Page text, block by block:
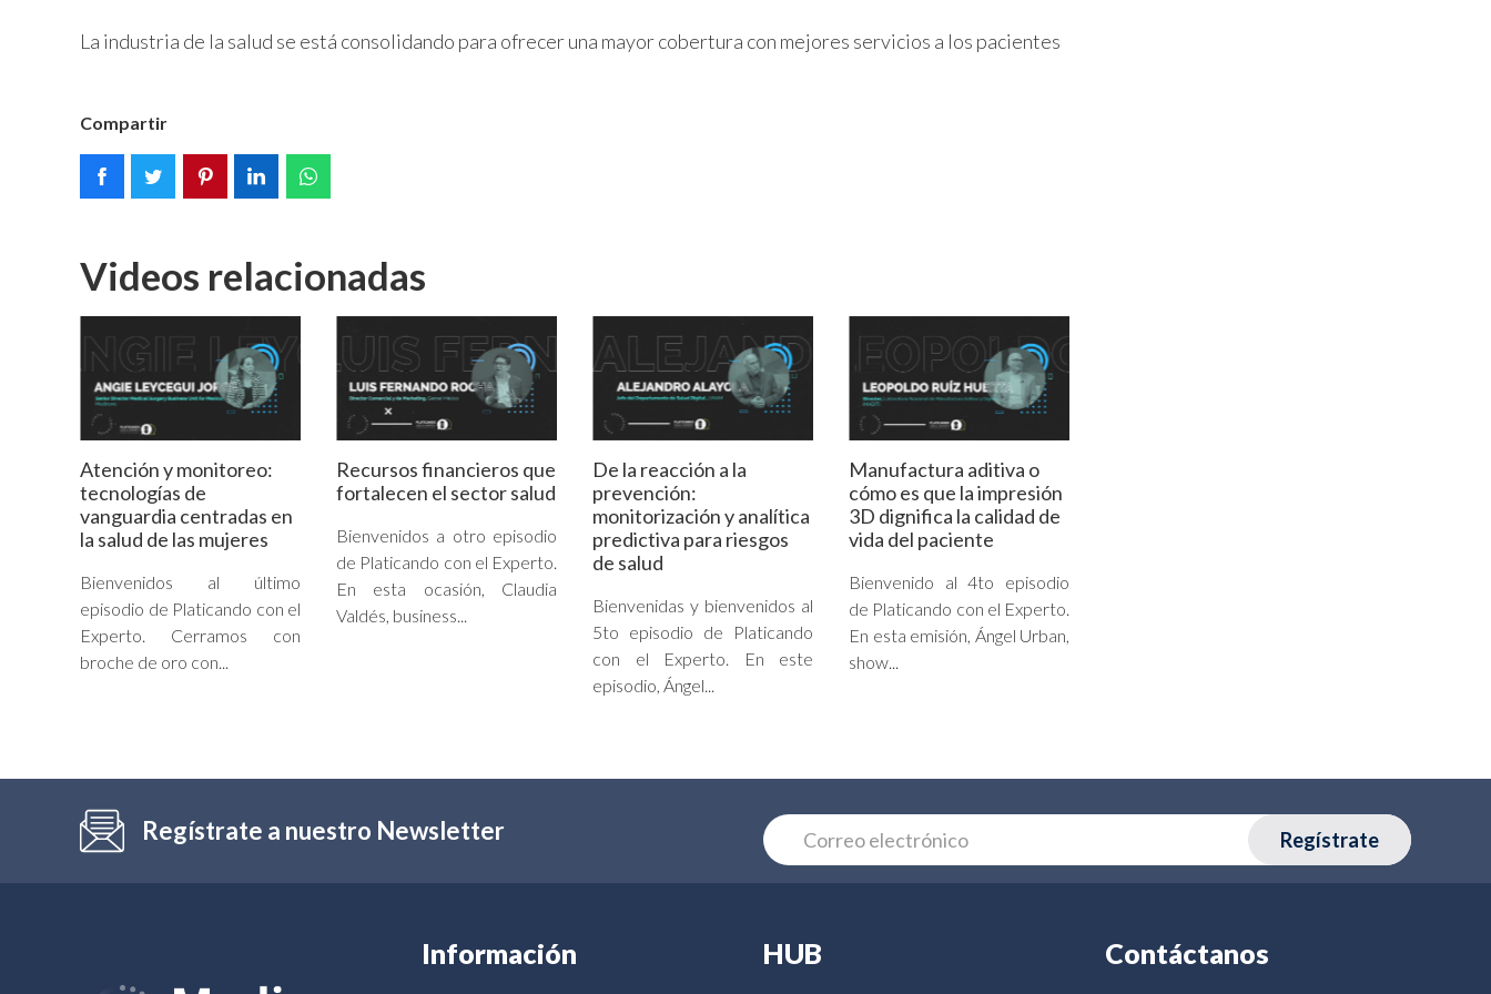
La industria de la salud se está consolidando para ofrecer una mayor cobertura con mejores servicios a los pacientes
Compartir
Videos relacionadas
Atención y monitoreo:
tecnologías de
vanguardia centradas en
la salud de las mujeres
Bienvenidos al último
episodio de Platicando con el
Experto. Cerramos con
broche de oro con...
Recursos financieros que
fortalecen el sector salud
Bienvenidos a otro episodio
de Platicando con el Experto.
En esta ocasión, Claudia
Valdés, business...
De la reacción a la
prevención:
monitorización y analítica
predictiva para riesgos
de salud
Bienvenidas y bienvenidos al
5to episodio de Platicando
con el Experto. En este
episodio, Ángel...
Manufactura aditiva o
cómo es que la impresión
3D dignifica la calidad de
vida del paciente
Bienvenido al 4to episodio
de Platicando con el Experto.
En esta emisión, Ángel Urban,
show...
Regístrate a nuestro Newsletter Regístrate
Información HUB Contáctanos